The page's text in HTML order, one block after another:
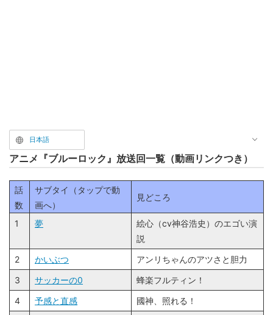
日本語
アニメ『ブルーロック』放送回一覧（動画リンクつき）
話
数
サブタイ（タップで動
画へ）
見どころ
1 夢
絵心（cv神谷浩史）のエゴい演
説
2
かいぶつ
アンリちゃんのアツさと胆力
3
サッカーの0
蜂楽フルティン！
4
予感と直感
國神、照れる！